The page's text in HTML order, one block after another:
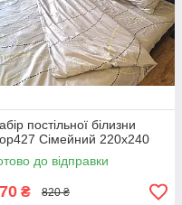
постільної білизни
Сімейний 220х240
до відправки
₴ 820 ₴